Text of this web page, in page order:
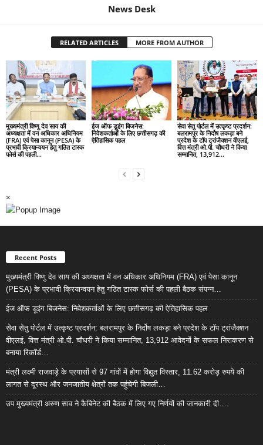
News Desk
RELATED ARTICLES MORE FROM AUTHOR
मुख्यमंत्री विष्णु देव साय की
अध्यक्षता में वन अधिकार अधिनियम
(FRA) एवं पेसा कानून (PESA) के
प्रभावी क्रियान्वयन हेतु गठित टास्क
फोर्स की पहली...
ईज ऑफ डूइंग बिजनेस:
निवेशकर्ताओं के लिए छत्तीसगढ़ की
ऐतिहासिक पहल
सेवा सेतु पोर्टल में उत्कृष्ट प्रदर्शन:
बलरामपुर के निर्दोष लकड़ा बने
प्रदेश के टॉप ट्रांजैक्शन वीएलई,
वित्त मंत्री ओ.पी. चौधरी ने किया
सम्मानित, 13,912...
×
Recent Posts
मुख्यमंत्री विष्णु देव साय की अध्यक्षता में वन अधिकार अधिनियम (FRA) एवं पेसा कानून
(PESA) के प्रभावी क्रियान्वयन हेतु गठित टास्क फोर्स की पहली बैठक संपन्न…
ईज ऑफ डूइंग बिजनेस: निवेशकर्ताओं के लिए छत्तीसगढ़ की ऐतिहासिक पहल
सेवा सेतु पोर्टल में उत्कृष्ट प्रदर्शन: बलरामपुर के निर्दोष लकड़ा बने प्रदेश के टॉप ट्रांजैक्शन
वीएलई, वित्त मंत्री ओ.पी. चौधरी ने किया सम्मानित, 13,912 आवेदनों के सफल निराकरण से
बनाया रिकॉर्ड…
मंत्री लक्ष्मी राजवाड़े के प्रयासों से 97 गांवों में होगा विद्युत विस्तार, 11.62 करोड़ रुपये की
लागत से दूरस्थ और जनजातीय क्षेत्रों तक पहुंचेगी बिजली…
उप मुख्यमंत्री अरुण साव ने कैबिनेट की बैठक में लिए गए निर्णयों की जानकारी दी….